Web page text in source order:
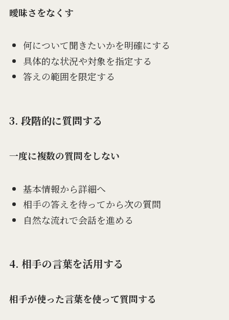
曖昧さをなくす
何について聞きたいかを明確にする
具体的な状況や対象を指定する
答えの範囲を限定する
3. 段階的に質問する
一度に複数の質問をしない
基本情報から詳細へ
相手の答えを待ってから次の質問
自然な流れで会話を進める
4. 相手の言葉を活用する
相手が使った言葉を使って質問する